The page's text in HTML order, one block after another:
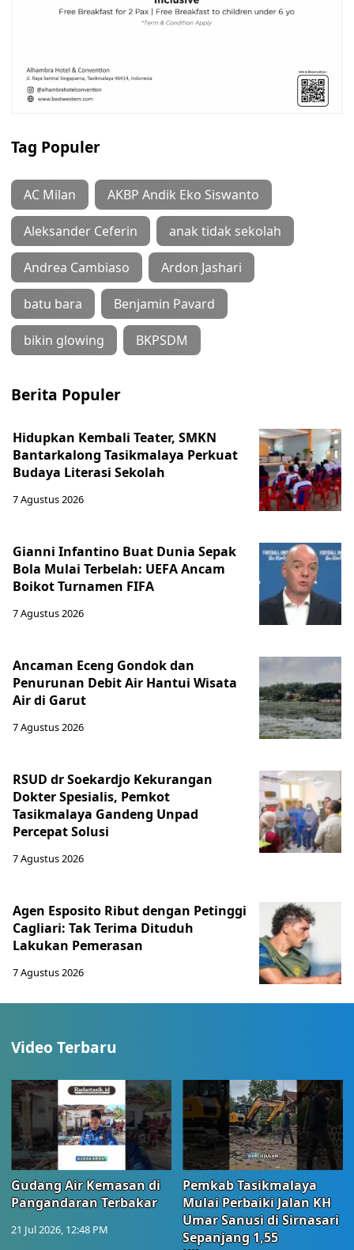
Tag Populer
AC Milan AKBP Andik Eko Siswanto
Aleksander Ceferin anak tidak sekolah
Andrea Cambiaso Ardon Jashari
batu bara Benjamin Pavard
bikin glowing BKPSDM
Berita Populer
Hidupkan Kembali Teater, SMKN
Bantarkalong Tasikmalaya Perkuat
Budaya Literasi Sekolah
7 Agustus 2026
Gianni Infantino Buat Dunia Sepak
Bola Mulai Terbelah: UEFA Ancam
Boikot Turnamen FIFA
7 Agustus 2026
Ancaman Eceng Gondok dan
Penurunan Debit Air Hantui Wisata
Air di Garut
7 Agustus 2026
RSUD dr Soekardjo Kekurangan
Dokter Spesialis, Pemkot
Tasikmalaya Gandeng Unpad
Percepat Solusi
7 Agustus 2026
Agen Esposito Ribut dengan Petinggi
Cagliari: Tak Terima Dituduh
Lakukan Pemerasan
7 Agustus 2026
Video Terbaru
Gudang Air Kemasan di
Pangandaran Terbakar
21 Jul 2026, 12:48 PM
Pemkab Tasikmalaya
Mulai Perbaiki Jalan KH
Umar Sanusi di Sirnasari
Sepanjang 1,55